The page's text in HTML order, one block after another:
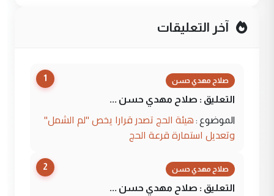
آخر التعليقات
1 صلاح مهدي حسن
التعليق : صلاح مهدي حسن ...
الموضوع : هيئة الحج تصدر قرارا يخص "لم الشمل"
وتعديل استمارة قرعة الحج
2 صلاح مهدي حسن
التعليق : صلاح مهدي حسن ...